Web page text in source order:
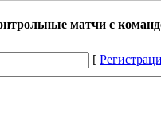
матчи с
[